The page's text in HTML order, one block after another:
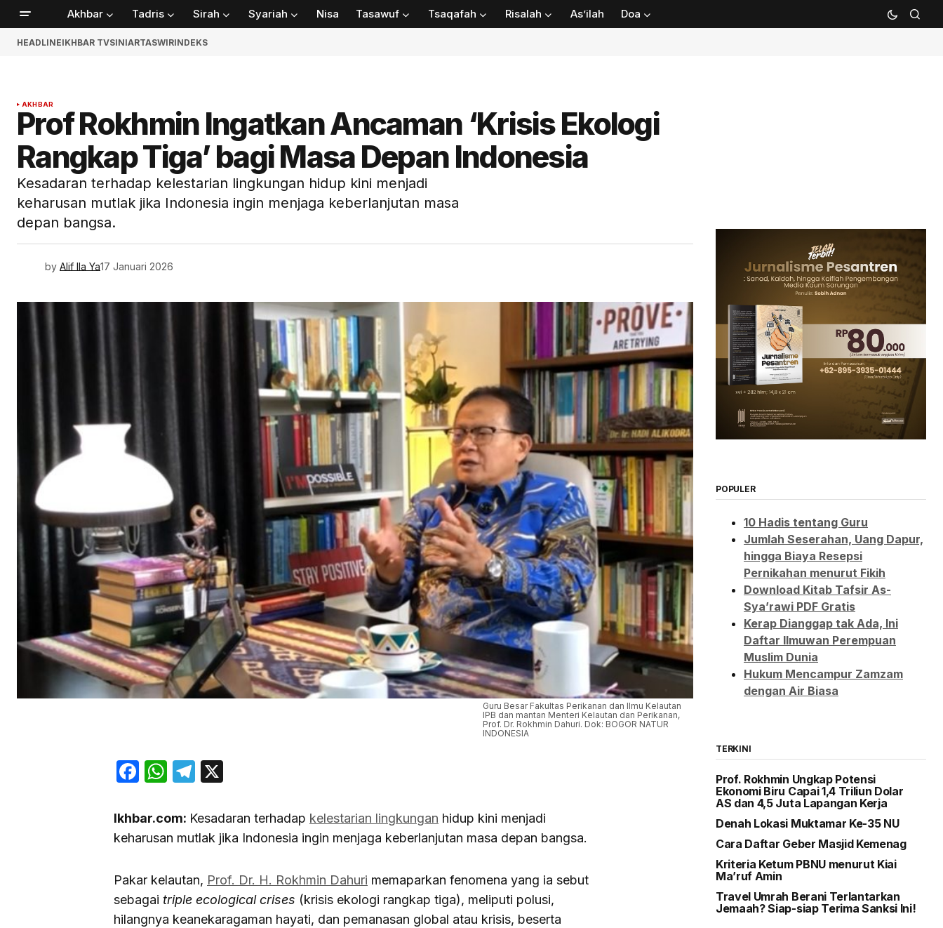
Akhbar Tadris Sirah Syariah Nisa Tasawuf Tsaqafah Risalah As’ilah Doa
HEADLINEIKHBAR TVSINIARTASWIRINDEKS
AKHBAR
Prof Rokhmin Ingatkan Ancaman ‘Krisis Ekologi
Rangkap Tiga’ bagi Masa Depan Indonesia
Kesadaran terhadap kelestarian lingkungan hidup kini menjadi
keharusan mutlak jika Indonesia ingin menjaga keberlanjutan masa
depan bangsa.
by Alif Ila Ya17 Januari 2026
Guru Besar Fakultas Perikanan dan Ilmu Kelautan
IPB dan mantan Menteri Kelautan dan Perikanan,
Prof. Dr. Rokhmin Dahuri. Dok: BOGOR NATUR
INDONESIA
Facebook
WhatsApp
Telegram
Ikhbar.com: Kesadaran terhadap kelestarian lingkungan hidup kini menjadi
keharusan mutlak jika Indonesia ingin menjaga keberlanjutan masa depan bangsa.
Pakar kelautan, Prof. Dr. H. Rokhmin Dahuri memaparkan fenomena yang ia sebut
sebagai triple ecological crises (krisis ekologi rangkap tiga), meliputi polusi,
hilangnya keanekaragaman hayati, dan pemanasan global atau krisis, beserta
POPULER
10 Hadis tentang Guru
Jumlah Seserahan, Uang Dapur,
hingga Biaya Resepsi
Pernikahan menurut Fikih
Download Kitab Tafsir As-
Sya’rawi PDF Gratis
Kerap Dianggap tak Ada, Ini
Daftar Ilmuwan Perempuan
Muslim Dunia
Hukum Mencampur Zamzam
dengan Air Biasa
TERKINI
Prof. Rokhmin Ungkap Potensi
Ekonomi Biru Capai 1,4 Triliun Dolar
AS dan 4,5 Juta Lapangan Kerja
Denah Lokasi Muktamar Ke-35 NU
Cara Daftar Geber Masjid Kemenag
Kriteria Ketum PBNU menurut Kiai
Ma’ruf Amin
Travel Umrah Berani Terlantarkan
Jemaah? Siap-siap Terima Sanksi Ini!